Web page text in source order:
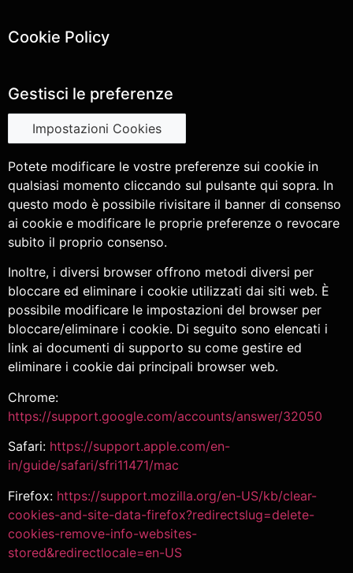
Cookie Policy
Gestisci le preferenze
Impostazioni Cookies
Potete modificare le vostre preferenze sui cookie in
qualsiasi momento cliccando sul pulsante qui sopra. In
questo modo è possibile rivisitare il banner di consenso
ai cookie e modificare le proprie preferenze o revocare
subito il proprio consenso.
Inoltre, i diversi browser offrono metodi diversi per
bloccare ed eliminare i cookie utilizzati dai siti web. È
possibile modificare le impostazioni del browser per
bloccare/eliminare i cookie. Di seguito sono elencati i
link ai documenti di supporto su come gestire ed
eliminare i cookie dai principali browser web.
Chrome:
https://support.google.com/accounts/answer/32050
Safari: https://support.apple.com/en-
in/guide/safari/sfri11471/mac
Firefox: https://support.mozilla.org/en-US/kb/clear-
cookies-and-site-data-firefox?redirectslug=delete-
cookies-remove-info-websites-
stored&redirectlocale=en-US